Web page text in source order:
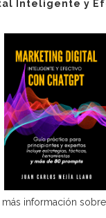
Inteligente y
información